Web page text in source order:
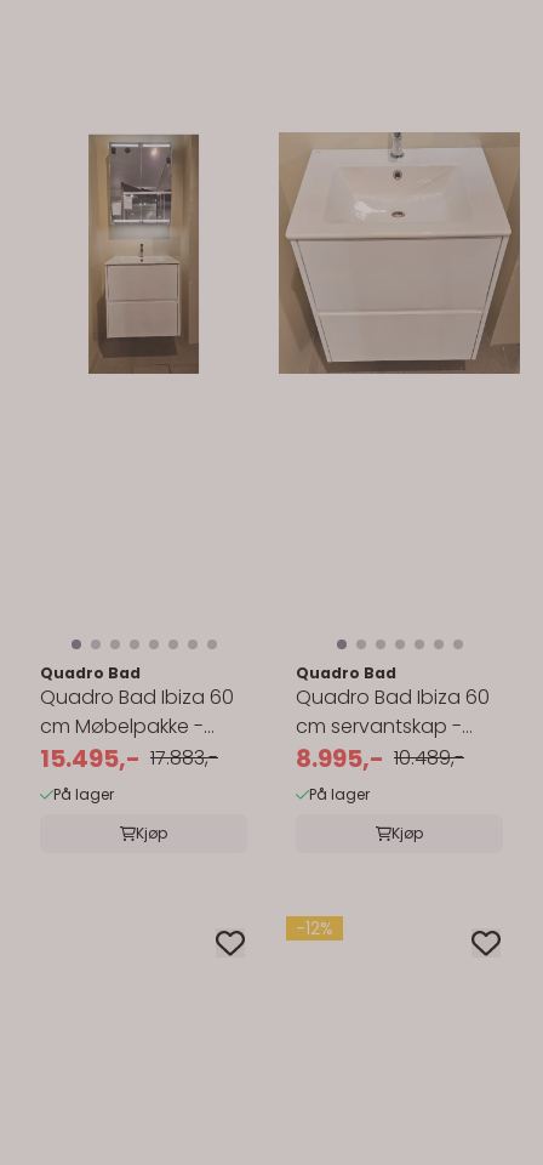
Quadro Bad
Quadro Bad Ibiza 60
cm Møbelpakke -
Matt Hvit
15.495,- 17.883,-
På lager
Kjøp
Quadro Bad
Quadro Bad Ibiza 60
cm servantskap -
med servant
8.995,- 10.489,-
På lager
Kjøp
-12%